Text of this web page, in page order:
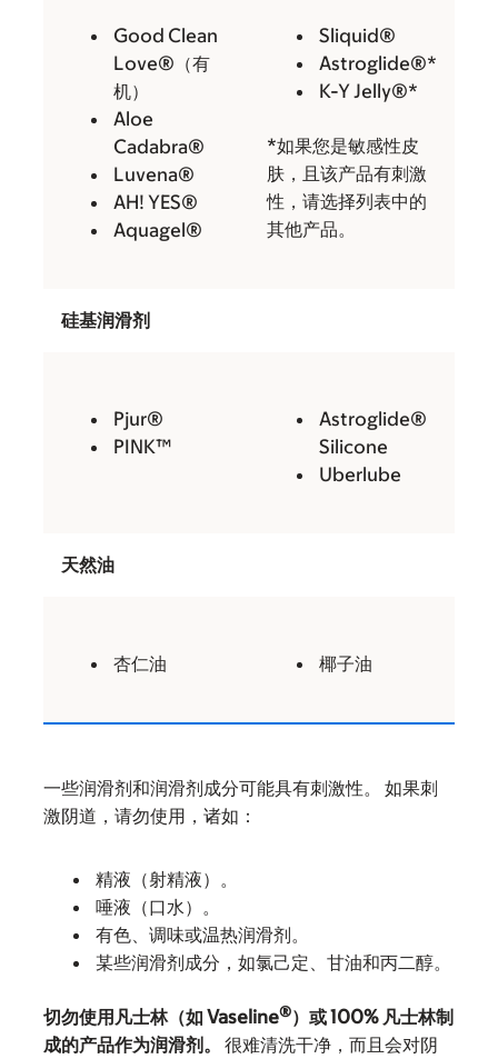
Good Clean
Love®（有
机）
Aloe
Cadabra®
Luvena®
AH! YES®
Aquagel®
Sliquid®
Astroglide®*
K-Y Jelly®*
*如果您是敏感性皮
肤，且该产品有刺激
性，请选择列表中的
其他产品。
硅基润滑剂
Pjur®
PINK™
Astroglide®
Silicone
Uberlube
天然油
杏仁油 椰子油
一些润滑剂和润滑剂成分可能具有刺激性。 如果刺
激阴道，请勿使用，诸如：
精液（射精液）。
唾液（口水）。
有色、调味或温热润滑剂。
某些润滑剂成分，如氯己定、甘油和丙二醇。
切勿使用凡士林（如 Vaseline®）或 100% 凡士林制
成的产品作为润滑剂。 很难清洗干净，而且会对阴